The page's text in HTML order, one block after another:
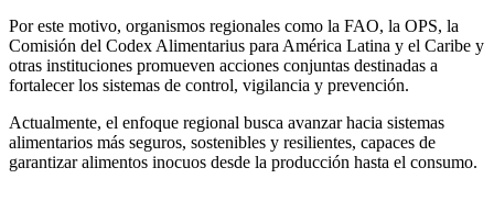
Por este motivo, organismos regionales como la FAO, la OPS, la
Comisión del Codex Alimentarius para América Latina y el Caribe y
otras instituciones promueven acciones conjuntas destinadas a
fortalecer los sistemas de control, vigilancia y prevención.
Actualmente, el enfoque regional busca avanzar hacia sistemas
alimentarios más seguros, sostenibles y resilientes, capaces de
garantizar alimentos inocuos desde la producción hasta el consumo.